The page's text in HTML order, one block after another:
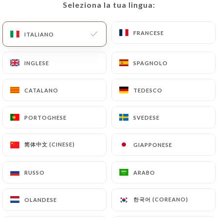
Seleziona la tua lingua:
ITALIANO FRANCESE
INGLESE SPAGNOLO
CATALANO TEDESCO
PORTOGHESE SVEDESE
简体中文 (CINESE) GIAPPONESE
RUSSO ARABO
OLANDESE 한국어 (COREANO)
Tank
Seleziona la tua lingua:
ITALIANO FRANCESE
INGLESE SPAGNOLO
CATALANO TEDESCO
PORTOGHESE SVEDESE
简体中文 (CINESE) GIAPPONESE
RUSSO ARABO
OLANDESE 한국어 (COREANO)